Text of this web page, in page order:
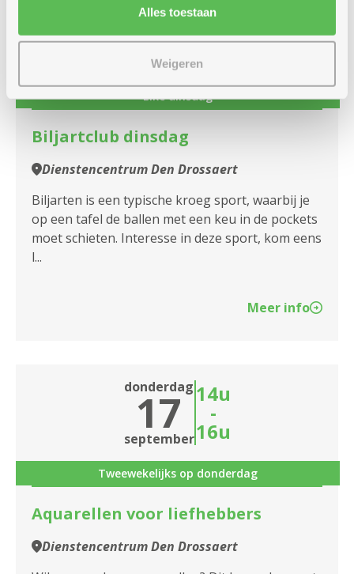
Alles toestaan
Weigeren
dinsdag
15
september
14u
-
Elke dinsdag
Biljartclub dinsdag
Dienstencentrum Den Drossaert
Biljarten is een typische kroeg sport, waarbij je
op een tafel de ballen met een keu in de pockets
moet schieten. Interesse in deze sport, kom eens
l...
Meer info
donderdag
17
september
14u
-
16u
Tweewekelijks op donderdag
Aquarellen voor liefhebbers
Dienstencentrum Den Drossaert